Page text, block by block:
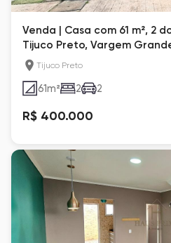
Venda | Casa com 61 m², 2
Tijuco Preto, Vargem
Tijuco Preto
61m² 2 2
R$ 400.000